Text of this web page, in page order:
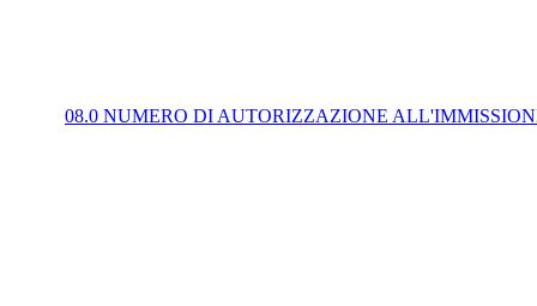
08.0 NUMERO DI AUTORIZZAZIONE